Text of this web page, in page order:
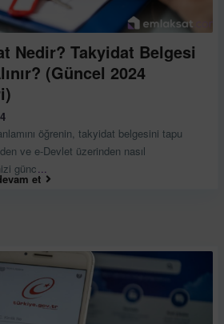
Nedir? Takyidat Belgesi
(Güncel 2024
öğrenin, takyidat belgesini tapu
ve e-Devlet üzerinden nasıl
günc
et